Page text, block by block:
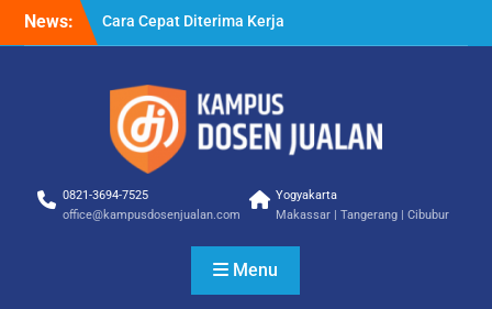
News:
Cara Cepat Diterima Kerja
– Tips Praktis yang Bisa
Cara Biar Dapat Pekerjaan
– Panduan Lengkap untuk
Pencari Kerja
Cara Dapat Pekerjaan –
Memperbesar Peluang
0821-3694-7525
office@kampusdosenjualan.com
Yogyakarta
Makassar | Tangerang | Cibubur
Menu